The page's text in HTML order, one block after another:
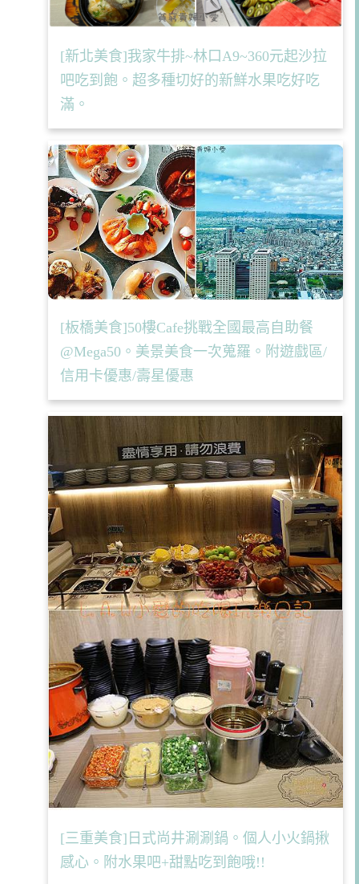
[新北美食]我家牛排~林口A9~360元起沙拉
吧吃到飽。超多種切好的新鮮水果吃好吃
滿。
[板橋美食]50樓Cafe挑戰全國最高自助餐
@Mega50。美景美食一次蒐羅。附遊戲區/
信用卡優惠/壽星優惠
[三重美食]日式尚井涮涮鍋。個人小火鍋揪
感心。附水果吧+甜點吃到飽哦!!